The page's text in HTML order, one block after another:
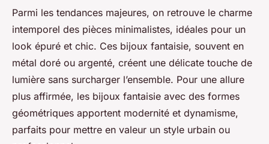
Parmi les tendances majeures, on retrouve le charme
intemporel des pièces minimalistes, idéales pour un
look épuré et chic. Ces bijoux fantaisie, souvent en
métal doré ou argenté, créent une délicate touche de
lumière sans surcharger l’ensemble. Pour une allure
plus affirmée, les bijoux fantaisie avec des formes
géométriques apportent modernité et dynamisme,
parfaits pour mettre en valeur un style urbain ou